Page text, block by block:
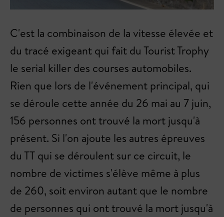
C'est la combinaison de la vitesse élevée et
du tracé exigeant qui fait du Tourist Trophy
le serial killer des courses automobiles.
Rien que lors de l'événement principal, qui
se déroule cette année du 26 mai au 7 juin,
156 personnes ont trouvé la mort jusqu'à
présent. Si l'on ajoute les autres épreuves
du TT qui se déroulent sur ce circuit, le
nombre de victimes s'élève même à plus
de 260, soit environ autant que le nombre
de personnes qui ont trouvé la mort jusqu'à